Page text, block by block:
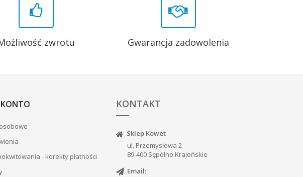
zwrotu Gwarancja zadowolenia
- korekty płatności
KONTAKT
Sklep Kowet
ul. Przemysłowa 2
89-400 Sępólno Krajeńskie
Email: